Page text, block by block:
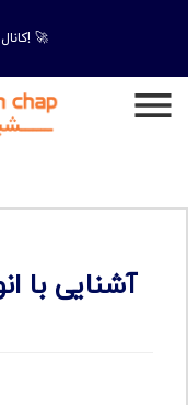
کانال بله شبکه چاپ راه‌اندازی شد! 🚀
آشنایی با